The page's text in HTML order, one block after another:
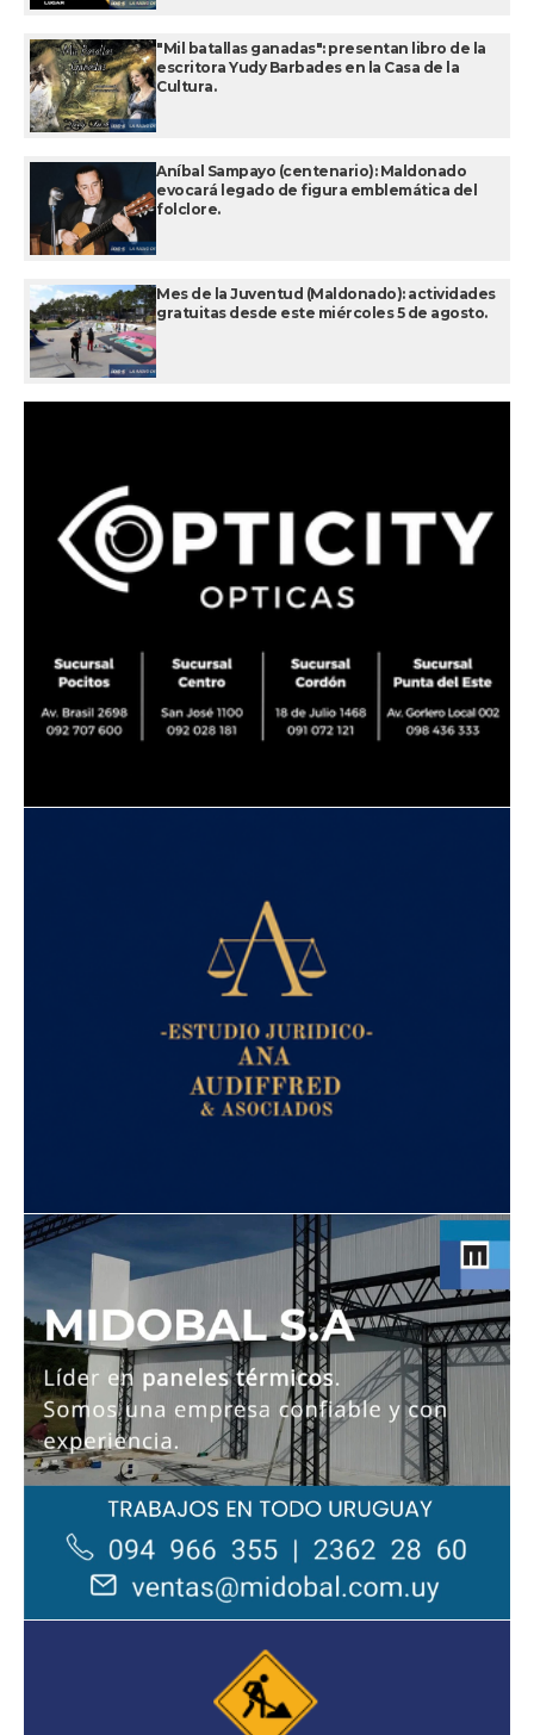
"Mil batallas ganadas": presentan libro de la
escritora Yudy Barbades en la Casa de la
Cultura.
Aníbal Sampayo (centenario): Maldonado
evocará legado de figura emblemática del
folclore.
Mes de la Juventud (Maldonado): actividades
gratuitas desde este miércoles 5 de agosto.